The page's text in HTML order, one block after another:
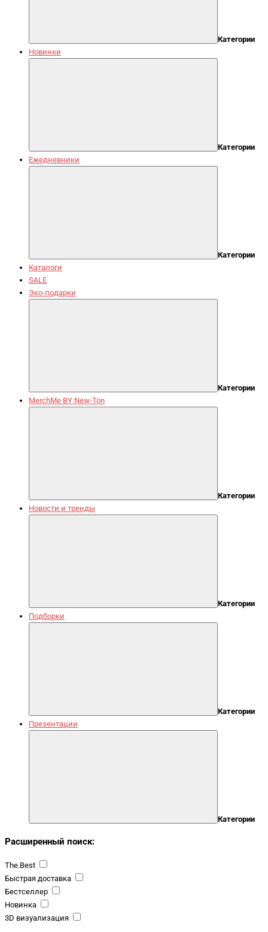
Категории
Новинки
Категории
Ежедневники
Категории
Каталоги
SALE
Эко-подарки
Категории
MerchMe BY New-Ton
Категории
Новости и тренды
Категории
Подборки
Категории
Презентации
Категории
Расширенный поиск:
The.Best
Быстрая доставка
Бестселлер
Новинка
3D визуализация